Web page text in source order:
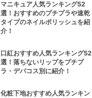
マニキュア人気ランキング52
選！おすすめのプチプラや速乾
タイプのネイルポリッシュを紹
介！
口紅おすすめ人気ランキング52
選！落ちないリップをプチプ
ラ・デパコス別に紹介！
化粧下地おすすめ人気ランキン